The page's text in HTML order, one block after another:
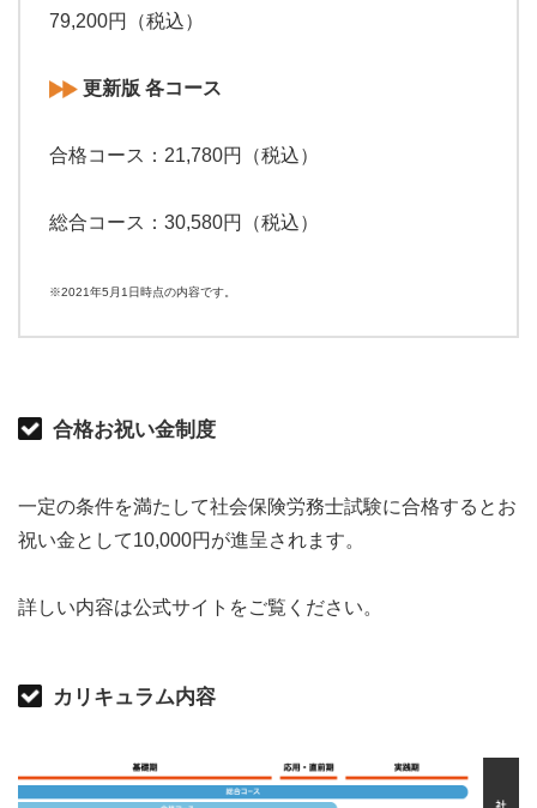
79,200円（税込）
更新版 各コース
合格コース：21,780円（税込）
総合コース：30,580円（税込）
※2021年5月1日時点の内容です。
合格お祝い金制度
一定の条件を満たして社会保険労務士試験に合格するとお
祝い金として10,000円が進呈されます。
詳しい内容は公式サイトをご覧ください。
カリキュラム内容